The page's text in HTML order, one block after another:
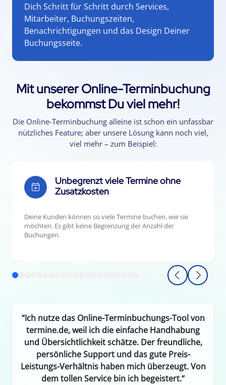
Dich Schritt für Schritt durch Services,
Mitarbeiter, Buchungszeiten,
Benachrichtigungen und das Design Deiner
Buchungsseite.
Mit unserer Online-Terminbuchung
bekommst Du viel mehr!
Die Online-Terminbuchung alleine ist schon ein unfassbar
nützliches Feature; aber unsere Lösung kann noch viel,
viel mehr – zum Beispiel:
Unbegrenzt viele Termine ohne
Zusatzkosten
Deine Kunden können so viele Termine buchen, wie sie
möchten. Es gibt keine Begrenzung der Anzahl der
Buchungen.
“Ich nutze das Online-Terminbuchungs-Tool von
termine.de, weil ich die einfache Handhabung
und Übersichtlichkeit schätze. Der freundliche,
persönliche Support und das gute Preis-
Leistungs-Verhältnis haben mich überzeugt. Von
dem tollen Service bin ich begeistert.“